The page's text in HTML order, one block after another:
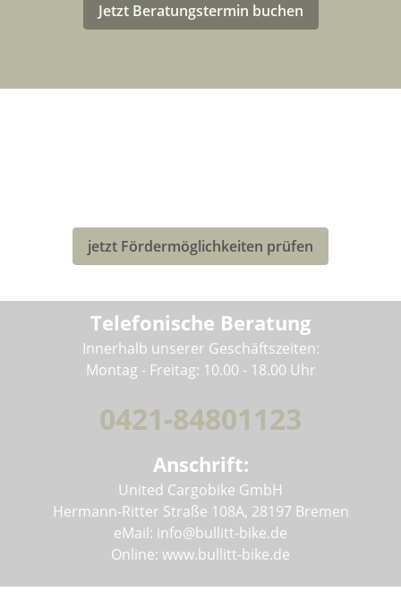
Jetzt Beratungstermin buchen
jetzt Fördermöglichkeiten prüfen
Telefonische Beratung
Innerhalb unserer Geschäftszeiten:
Montag - Freitag: 10.00 - 18.00 Uhr
0421-84801123
Anschrift:
United Cargobike GmbH
Hermann-Ritter Straße 108A, 28197 Bremen
eMail: info@bullitt-bike.de
Online: www.bullitt-bike.de